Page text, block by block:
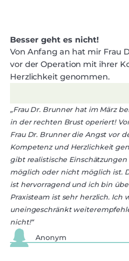
Besser geht es nicht!
Von Anfang an hat mir Frau
vor der Operation mit ihrer
Herzlichkeit genommen.
„Frau Dr. Brunner hat im März
in der rechten Brust operiert!
Frau Dr. Brunner die Angst vor
Kompetenz und Herzlichkeit
gibt realistische Einschätzungen
möglich oder nicht möglich ist.
ist hervorragend und ich bin
Praxisteam ist sehr herzlich. Ich
uneingeschränkt
nicht!“
Anonym